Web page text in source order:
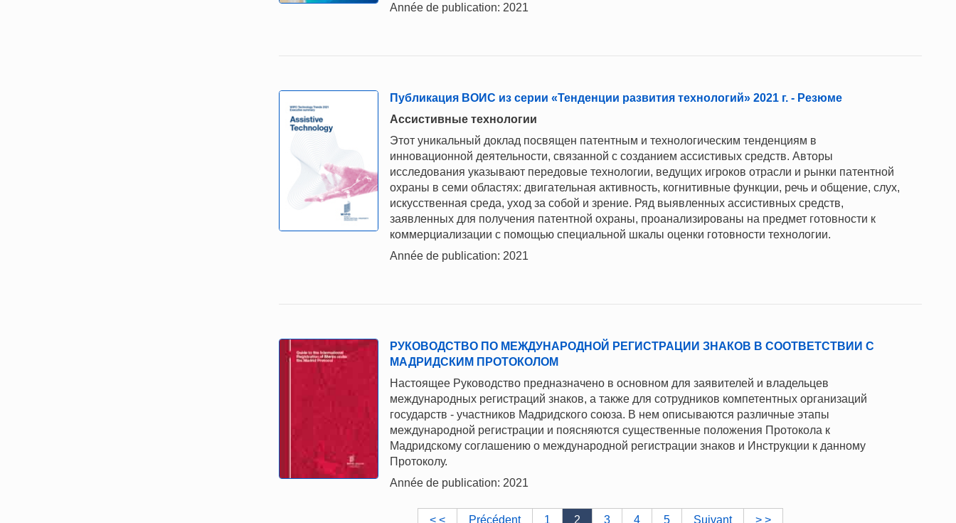
Année de publication: 2021
Публикация ВОИС из серии «Тенденции развития технологий» 2021 г. - Резюме
Ассистивные технологии
Этот уникальный доклад посвящен патентным и технологическим тенденциям в
инновационной деятельности, связанной с созданием ассистивых средств. Авторы
исследования указывают передовые технологии, ведущих игроков отрасли и рынки патентной
охраны в семи областях: двигательная активность, когнитивные функции, речь и общение, слух,
искусственная среда, уход за собой и зрение. Ряд выявленных ассистивных средств,
заявленных для получения патентной охраны, проанализированы на предмет готовности к
коммерциализации с помощью специальной шкалы оценки готовности технологии.
Année de publication: 2021
РУКОВОДСТВО ПО МЕЖДУНАРОДНОЙ РЕГИСТРАЦИИ ЗНАКОВ В СООТВЕТСТВИИ С
МАДРИДСКИМ ПРОТОКОЛОМ
Настоящее Руководство предназначено в основном для заявителей и владельцев
международных регистраций знаков, а также для сотрудников компетентных организаций
государств - участников Мадридского союза. В нем описываются различные этапы
международной регистрации и поясняются существенные положения Протокола к
Мадридскому соглашению о международной регистрации знаков и Инструкции к данному
Протоколу.
Année de publication: 2021
< < Précédent 1 2 3 4 5 Suivant > >